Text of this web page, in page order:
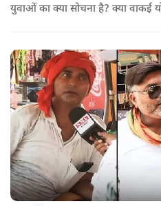
युवाओं का क्या सोचना है? क्या वाकई
फिजिकल कोचिंग संचालक गौरव शर्मा से